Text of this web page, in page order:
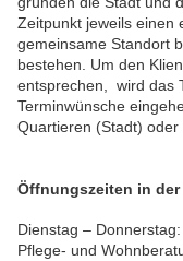
Zeitpunkt jeweils einen
gemeinsame Standort
bestehen. Um den
entsprechen, wird das
Terminwünsche
Quartieren (Stadt) oder
Öffnungszeiten in
Dienstag –
Pflege- und